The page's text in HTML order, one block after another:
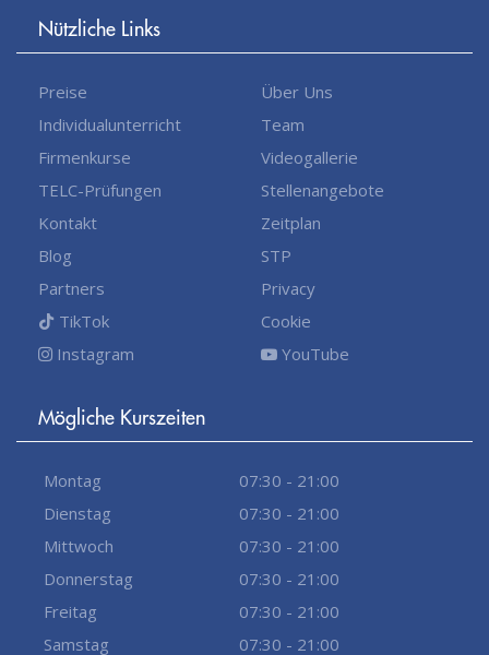
Nützliche Links
Preise
Individualunterricht
Firmenkurse
TELC-Prüfungen
Kontakt
Blog
Partners
TikTok
Instagram
Über Uns
Team
Videogallerie
Stellenangebote
Zeitplan
STP
Privacy
Cookie
YouTube
Mögliche Kurszeiten
Montag
07:30 - 21:00
Dienstag
07:30 - 21:00
Mittwoch
07:30 - 21:00
Donnerstag
07:30 - 21:00
Freitag
07:30 - 21:00
Samstag
07:30 - 21:00